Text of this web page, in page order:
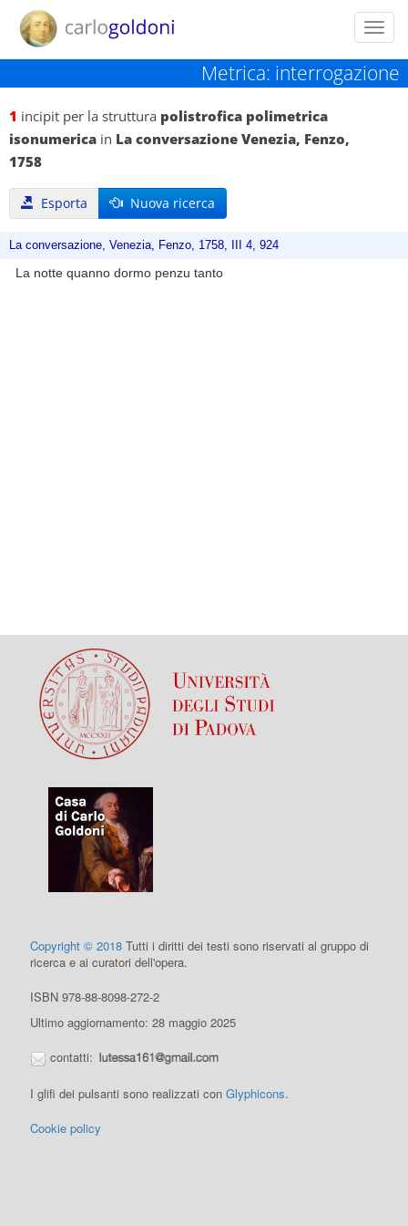
Metrica: interrogazione
1 incipit per la struttura polistrofica polimetrica
isonumerica in La conversazione Venezia, Fenzo,
1758
Esporta Nuova ricerca
La conversazione, Venezia, Fenzo, 1758, III 4, 924
La notte quanno dormo penzu tanto
Copyright © 2018 Tutti i diritti dei testi sono riservati al gruppo di
ricerca e ai curatori dell'opera.
ISBN 978-88-8098-272-2
Ultimo aggiornamento: 28 maggio 2025
contatti:
I glifi dei pulsanti sono realizzati conGlyphicons.
Cookie policy